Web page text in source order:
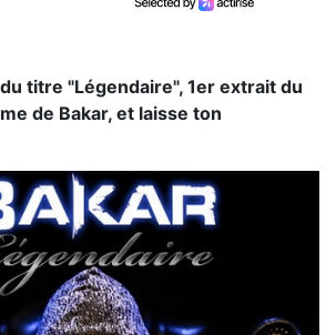
titre "Légendaire", 1er extrait du
de Bakar, et laisse ton